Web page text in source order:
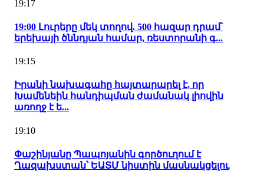
19:17
19:00 Լուրերը մեկ տողով. 500 հազար դրամ՝
երեխայի ծննդյան համար, ռեստորանի գ...
19:15
Իրանի նախագահը հայտարարել է, որ
Խամենեին հանդիպման ժամանակ լիովին
առողջ է ե...
19:10
Փաշինյանը Պապոյանին գործուղում է
Ղազախստան՝ ԵԱՏՄ նիստին մասնակցելու